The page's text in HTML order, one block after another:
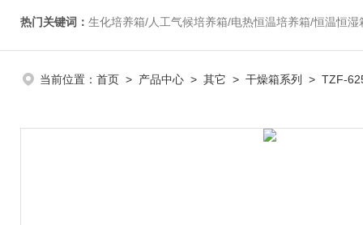
热门关键词： 生化培养箱/人工气候培养箱/电热恒温培养箱/恒温恒湿箱/光照培养箱/二氧化碳培养箱
当前位置： 首页 > 产品中心 > 其它 > 干燥箱系列 > TZF-